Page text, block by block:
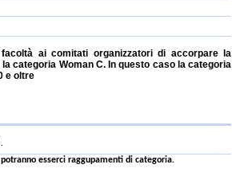
ai comitati organizzatori di accorpare la
categoria Woman C. In questo caso la categoria
e oltre
esserci raggupamenti di categoria.